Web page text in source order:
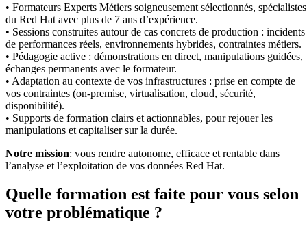
• Formateurs Experts Métiers soigneusement sélectionnés, spécialistes
du Red Hat avec plus de 7 ans d’expérience.
• Sessions construites autour de cas concrets de production : incidents
de performances réels, environnements hybrides, contraintes métiers.
• Pédagogie active : démonstrations en direct, manipulations guidées,
échanges permanents avec le formateur.
• Adaptation au contexte de vos infrastructures : prise en compte de
vos contraintes (on-premise, virtualisation, cloud, sécurité,
disponibilité).
• Supports de formation clairs et actionnables, pour rejouer les
manipulations et capitaliser sur la durée.
Notre mission: vous rendre autonome, efficace et rentable dans
l’analyse et l’exploitation de vos données Red Hat.
Quelle formation est faite pour vous selon
votre problématique ?